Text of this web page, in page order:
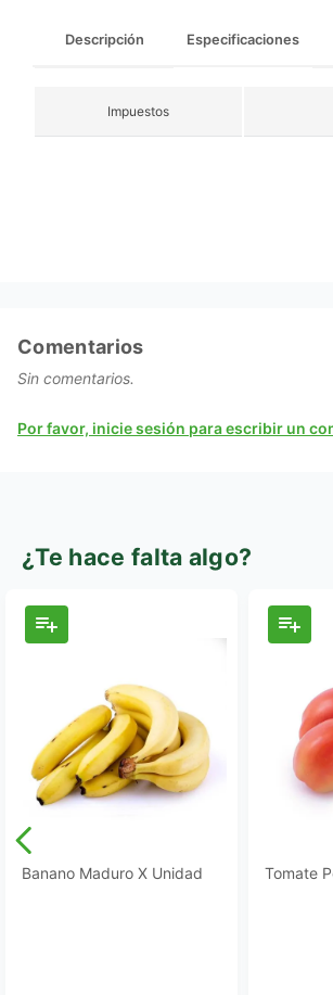
Descripción Especificaciones
Impuestos
Comentarios
Por favor, inicie sesión para escribir un
Sin comentarios.
¿Te hace falta algo?
Banano Maduro X Unidad Tomate